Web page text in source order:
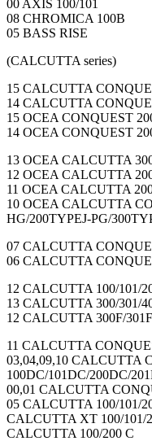
00 AXIS 100/101
08 CHROMICA 100B
05 BASS RISE
(CALCUTTA series)
15 CALCUTTA
14 CALCUTTA
15 OCEA CONQUEST
14 OCEA CONQUEST
13 OCEA CALCUTTA
12 OCEA CALCUTTA
11 OCEA CALCUTTA
10 OCEA CALCUTTA
HG/200TYPEJ-PG/
07 CALCUTTA
06 CALCUTTA
12 CALCUTTA 100/101/
13 CALCUTTA 300/301/
12 CALCUTTA 300F/
11 CALCUTTA
03,04,09,10 CALCUTTA
100DC/101DC/200DC/
00,01 CALCUTTA
05 CALCUTTA 100/101/
CALCUTTA XT 100/101/
CALCUTTA 100/200 C